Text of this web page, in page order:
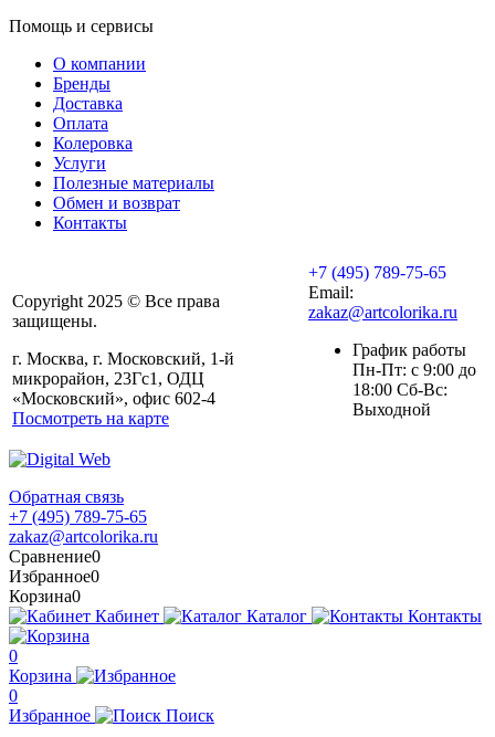
Помощь и сервисы
О компании
Бренды
Доставка
Оплата
Колеровка
Услуги
Полезные материалы
Обмен и возврат
Контакты
Copyright 2025 © Все права
защищены.
г. Москва, г. Московский, 1-й
микрорайон, 23Гс1, ОДЦ
«Московский», офис 602-4
Посмотреть на карте
+7 (495) 789-75-65
Email:
zakaz@artcolorika.ru
График работы
Пн-Пт: с 9:00 до
18:00 Сб-Вс:
Выходной
Обратная связь
+7 (495) 789-75-65
zakaz@artcolorika.ru
Сравнение0
Избранное0
Корзина0
Кабинет
Каталог Контакты
0
Корзина
0
Избранное
Поиск